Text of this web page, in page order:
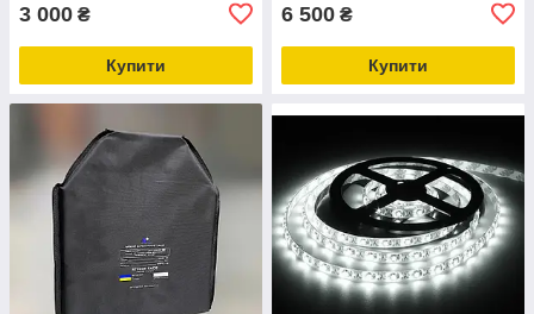
3 000 ₴
Купити
6 500 ₴
Купити